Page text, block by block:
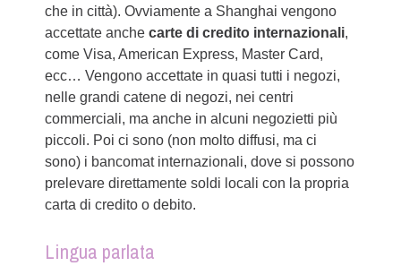
che in città). Ovviamente a Shanghai vengono
accettate anchecarte di credito internazionali,
come Visa, American Express, Master Card,
ecc… Vengono accettate in quasi tutti i negozi,
nelle grandi catene di negozi, nei centri
commerciali, ma anche in alcuni negozietti più
piccoli. Poi ci sono (non molto diffusi, ma ci
sono) i bancomat internazionali, dove si possono
prelevare direttamente soldi locali con la propria
carta di credito o debito.
Lingua parlata